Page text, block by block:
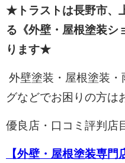
★トラストは長野市、
る《外壁・屋根塗装シ
ります★
外壁塗装・屋根塗装
グなどでお困りの方は
優良店・口コミ評判店
【外壁・屋根塗装専